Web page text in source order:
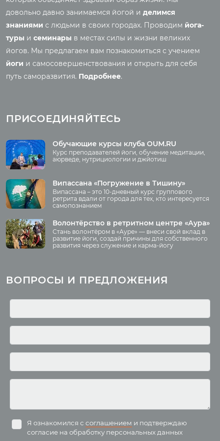
Аудио отзывы о турах
Семинары
Аудио отзывы о
О нас
Преподаватели
Регионы
Ваша помощь
Принять участие
Волонтёрство
Саморазвитие
Реинкарнация
Основы йоги
Медитация
Шаткармы
Пранаяма
Фото
Курс нутрициологии
Курсы преподавателей
Курсы преподавателей
Занятия
Здоровое питание.
Христианство
Притчи
довольно давно занимаемся йогой и делимся
знаниями с людьми в своих городах. Проводим йога-
туры и семинары в местах силы и жизни великих
йогов. Мы предлагаем вам познакомиться с учением
йоги и самосовершенствования и открыть для себя
путь саморазвития. Подробнее.
ПРИСОЕДИНЯЙТЕСЬ
Обучающие курсы клуба OUM.RU
Курс преподавателей йоги, обучение медитации,
аюрведе, нутрициологии и джйотиш
Випассана «Погружение в Тишину»
Випассана – это 10-дневный курс группового
ретрита вдали от города для тех, кто интересуется
самопознанием
Волонтёрство в ретритном центре «Аура»
Стань волонтёром в «Ауре» — внеси свой вклад в
развитие йоги, создай причины для собственного
развития через служение и карма-йогу
ВОПРОСЫ И ПРЕДЛОЖЕНИЯ
Я ознакомился ссоглашением и подтверждаю
согласие на обработку персональных данных